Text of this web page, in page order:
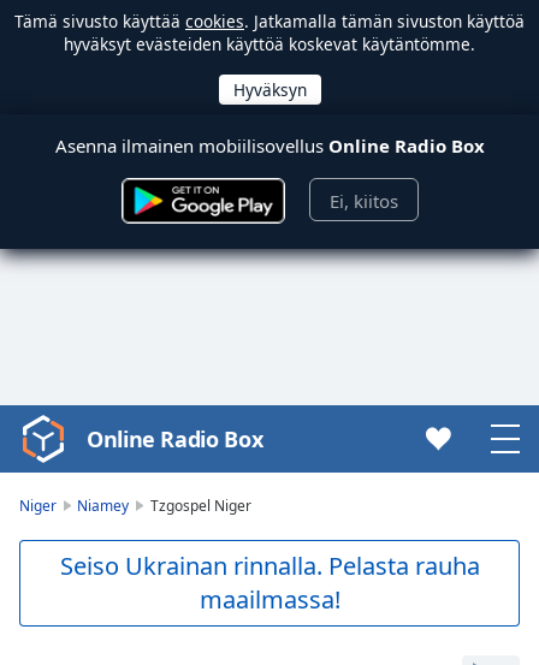
Tämä sivusto käyttää cookies. Jatkamalla tämän sivuston käyttöä
hyväksyt evästeiden käyttöä koskevat käytäntömme.
Asenna ilmainen mobiilisovellus Online Radio Box
Ei, kiitos
Video
Player
Skip
Online Radio Box
Niger Niamey Tzgospel Niger
Seiso Ukrainan rinnalla. Pelasta rauha
maailmassa!